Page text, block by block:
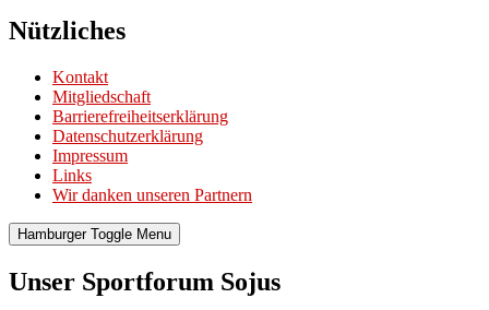
Nützliches
Kontakt
Mitgliedschaft
Barrierefreiheitserklärung
Datenschutzerklärung
Impressum
Links
Wir danken unseren Partnern
Hamburger Toggle Menu
Unser Sportforum Sojus